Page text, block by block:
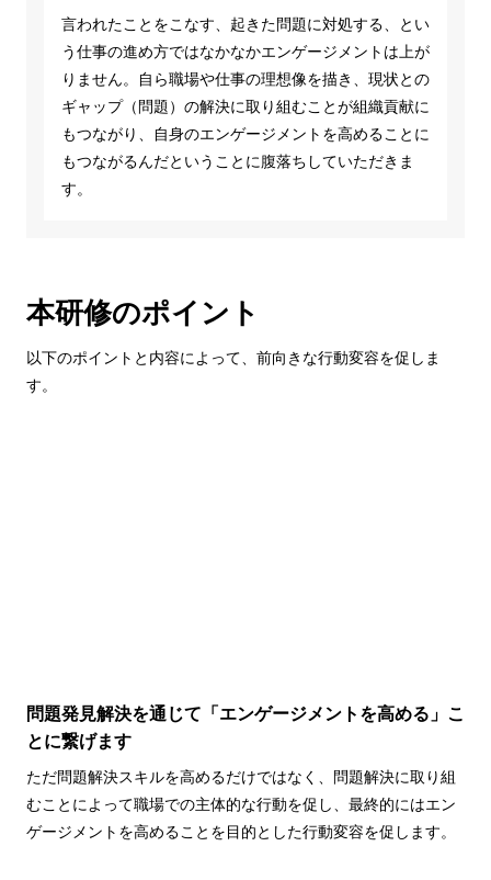
言われたことをこなす、起きた問題に対処する、とい
う仕事の進め方ではなかなかエンゲージメントは上が
りません。自ら職場や仕事の理想像を描き、現状との
ギャップ（問題）の解決に取り組むことが組織貢献に
もつながり、自身のエンゲージメントを高めることに
もつながるんだということに腹落ちしていただきま
す。
本研修のポイント
以下のポイントと内容によって、前向きな行動変容を促しま
す。
問題発見解決を通じて「エンゲージメントを高める」こ
とに繋げます
ただ問題解決スキルを高めるだけではなく、問題解決に取り組
むことによって職場での主体的な行動を促し、最終的にはエン
ゲージメントを高めることを目的とした行動変容を促します。